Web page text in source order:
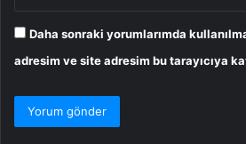
Daha sonraki yorumlarımda
adresim ve site adresim bu tarayıcıya